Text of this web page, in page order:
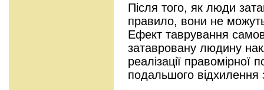
Після того, як люди
правило, вони не
Ефект таврування
затавровану людину
реалізації правомірної
подальшого відхилення